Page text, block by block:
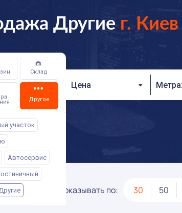
Другие г. Киев
Склад
Другое
участок
Автосервис
Цена
Показывать по: 30 50